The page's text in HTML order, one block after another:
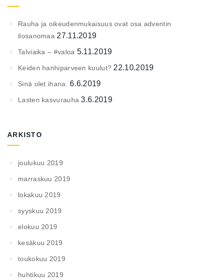
Rauha ja oikeudenmukaisuus ovat osa adventin
ilosanomaa 27.11.2019
Talviaika – #valoa 5.11.2019
Keiden hanhiparveen kuulut? 22.10.2019
Sinä olet ihana. 6.6.2019
Lasten kasvurauha 3.6.2019
ARKISTO
joulukuu 2019
marraskuu 2019
lokakuu 2019
syyskuu 2019
elokuu 2019
kesäkuu 2019
toukokuu 2019
huhtikuu 2019